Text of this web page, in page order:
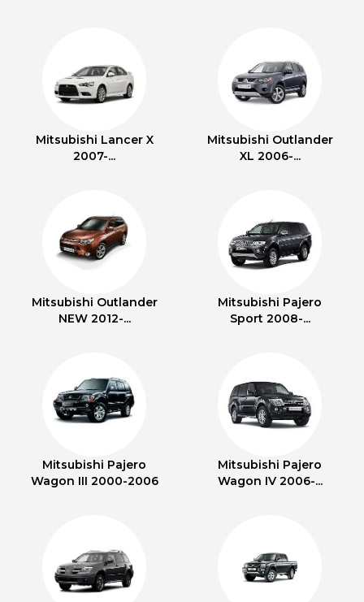
Mitsubishi Lancer X
2007-...
Mitsubishi Outlander
XL 2006-...
Mitsubishi Outlander
NEW 2012-...
Mitsubishi Pajero
Sport 2008-...
Mitsubishi Pajero
Wagon III 2000-2006
Mitsubishi Pajero
Wagon IV 2006-...